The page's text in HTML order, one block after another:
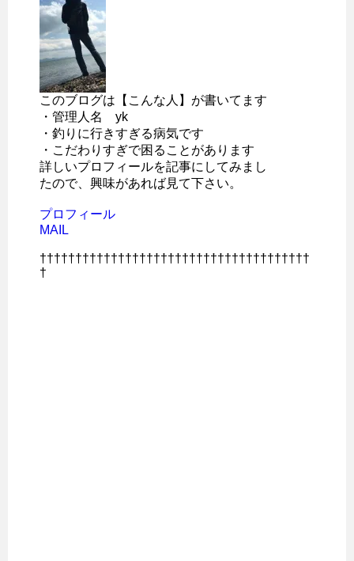
このブログは【こんな人】が書いてます
・管理人名 yk
・釣りに行きすぎる病気です
・こだわりすぎで困ることがあります
詳しいプロフィールを記事にしてみまし
たので、興味があれば見て下さい。
プロフィール
MAIL
††††††††††††††††††††††††††††††††††††††
†